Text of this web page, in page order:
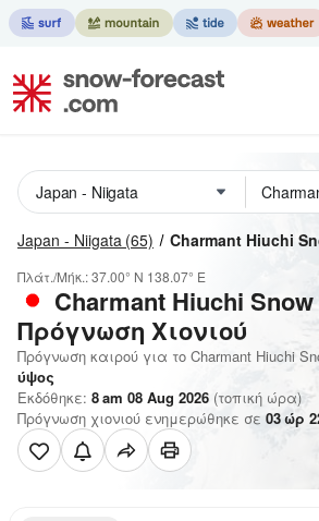
Japan - Niigata (65) Charmant Hiuchi
Πλάτ./Μήκ.:37.00° N 138.07° E
Charmant Hiuchi
Πρόγνωση Χιονιού
Πρόγνωση καιρού για το Charmant Hiuchi
ύψος
Εκδόθηκε: 8 am 08 Aug 2026 (τοπική ώρα)
Πρόγνωση χιονιού ενημερώθηκε σε 03ώρ